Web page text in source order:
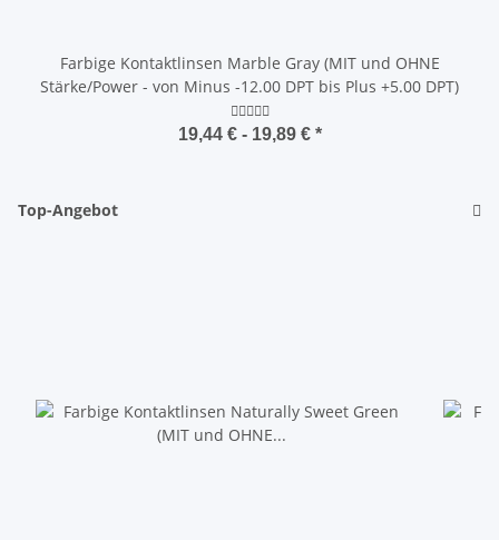
Farbige Kontaktlinsen Marble Gray (MIT und OHNE
Stärke/Power - von Minus -12.00 DPT bis Plus +5.00 DPT)
19,44 € - 19,89 € *
Top-Angebot